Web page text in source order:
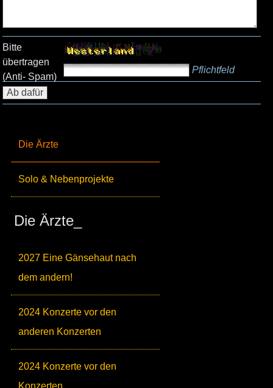
Die Ärzte
Solo & Nebenprojekte
Die Ärzte_
2027 Eine Gänsehaut nach
dem andern!
2024 Konzerte vor den
anderen Konzerten
2024 Konzerte vor den
Bitte
übertragen
(Anti- Spam)
Pflichtfeld